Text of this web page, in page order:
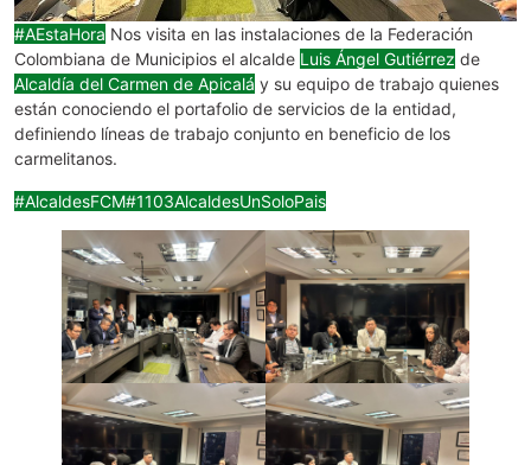
#AEstaHora Nos visita en las instalaciones de la Federación
Colombiana de Municipios el alcalde Luis Ángel Gutiérrez de
Alcaldía del Carmen de Apicalá y su equipo de trabajo quienes
están conociendo el portafolio de servicios de la entidad,
definiendo líneas de trabajo conjunto en beneficio de los
carmelitanos.
#AlcaldesFCM#1103AlcaldesUnSoloPais